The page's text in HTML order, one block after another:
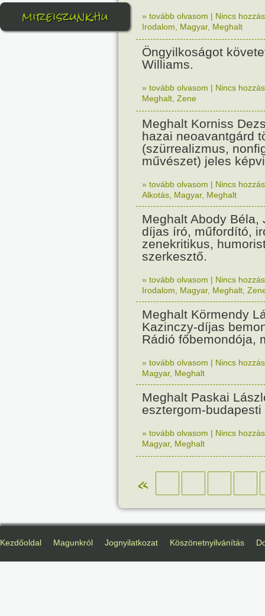
mireiszunk.hu » tovább olvasom | Nincs
Irodalom
Magyar, Meghalt
Öngyilkoságot
Williams.
» tovább olvasom | Nincs
Meghalt Zene
Meghalt Korniss
hazai neoavantgárd
(szürrealizmus,
művészet) jeles
» tovább olvasom | Nincs
Alkotás Magyar, Meghalt
Meghalt Abody Béla,
díjas író, műfordító,
zenekritikus,
szerkesztő.
» tovább olvasom | Nincs
Irodalom
Magyar, Meghalt
Meghalt Körmendy
Kazinczy-díjas
Rádió főbemondója,
» tovább olvasom | Nincs
Magyar, Meghalt
Meghalt Paskai
esztergom-budapesti
» tovább olvasom | Nincs
Magyar, Meghalt
«
Kezdőoldal Magunkról Jognyilatkozat Köszönetnyilvánítás